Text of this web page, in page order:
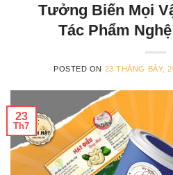
Tưởng Biến Mọi
Tác Phẩm
POSTED ON 23 THÁNG BẢY,
23
Th7